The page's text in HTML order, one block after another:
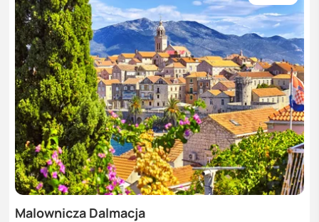
Malownicza Dalmacja